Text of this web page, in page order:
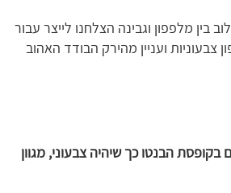
בין מלפפון וגבינה הצלחנו לייצר עבור
צבעוניות ועניין מהירק הבודד האהוב
הבנטו כך שיהיה צבעוני, מגוון